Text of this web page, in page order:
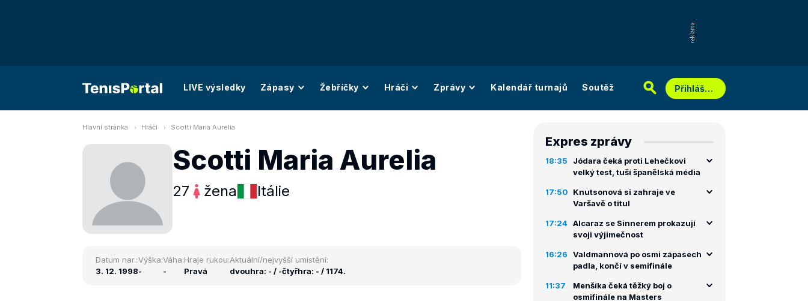
LIVE výsledky Zápasy Žebříčky Hráči Zprávy Kalendář turnajů Soutěž Přihlášení
Hlavní stránka Hráči Scotti Maria Aurelia
Scotti Maria Aurelia
27 žena Itálie
Datum nar.:
3. 12. 1998
Výška:
-
Váha:
-
Hraje rukou:
Pravá
Aktuální/nejvyšší umístění:
dvouhra: - / -čtyřhra: - / 1174.
Expres zprávy
18:35
Jódara čeká proti Lehečkovi
velký test, tuší španělská média
17:50
Knutsonová si zahraje ve
Varšavě o titul
17:24 Alcaraz se Sinnerem prokazují
svoji výjimečnost
16:26
Valdmannová po osmi zápasech
padla, končí v semifinále
11:37
Menšíka čeká těžký boj o
osmifinále na Masters